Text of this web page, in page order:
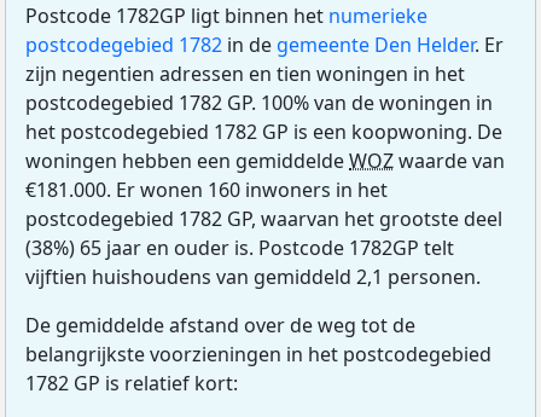
Postcode 1782GP ligt binnen het numerieke
postcodegebied 1782 in de gemeente Den Helder. Er
zijn negentien adressen en tien woningen in het
postcodegebied 1782 GP. 100% van de woningen in
het postcodegebied 1782 GP is een koopwoning. De
woningen hebben een gemiddeldeWOZwaarde van
€181.000. Er wonen 160 inwoners in het
postcodegebied 1782 GP, waarvan het grootste deel
(38%) 65 jaar en ouder is. Postcode 1782GP telt
vijftien huishoudens van gemiddeld 2,1 personen.
De gemiddelde afstand over de weg tot de
belangrijkste voorzieningen in het postcodegebied
1782 GP is relatief kort: